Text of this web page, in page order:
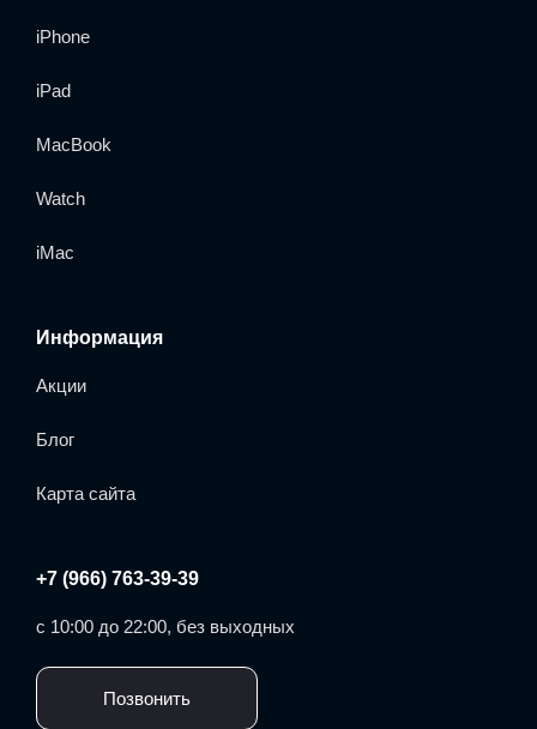
iPhone
iPad
MacBook
Watch
iMac
Информация
Акции
Блог
Карта сайта
+7 (966) 763-39-39
с 10:00 до 22:00, без выходных
Позвонить